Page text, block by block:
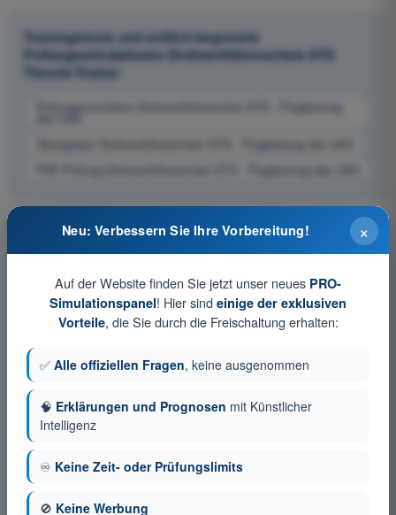
Trainingstests und zeitlich begrenzte
Prüfungssimulationen Drohnenführerschein STS
Theorie-Trainer
Prüfungssimulation Drohnenführerschein STS - Flugleistung
Übungsquiz Drohnenführerschein STS - Flugleistung des UAS
PDF-Prüfung Drohnenführerschein STS - Flugleistung des UAS
×
Neu: Verbessern Sie Ihre Vorbereitung!
Auf der Website finden Sie jetzt unser neues PRO-
Simulationspanel! Hier sind einige der exklusiven
Vorteile, die Sie durch die Freischaltung erhalten:
✅ Alle offiziellen Fragen, keine ausgenommen
🧠 Erklärungen und Prognosen mit Künstlicher
Intelligenz
♾️ Keine Zeit- oder Prüfungslimits
🚫 Keine Werbung